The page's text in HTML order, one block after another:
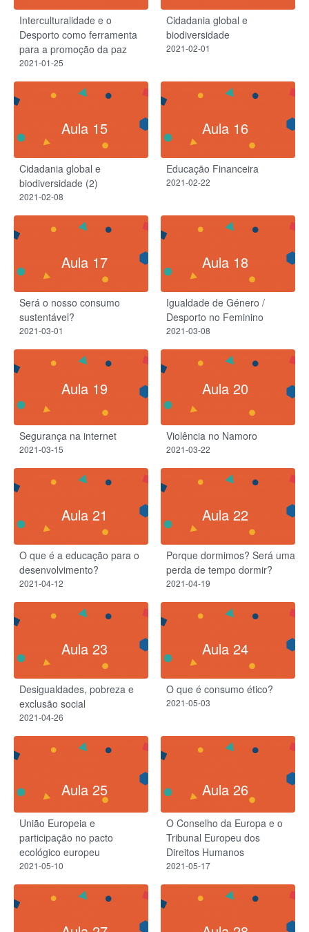
Interculturalidade e o
Desporto como ferramenta
para a promoção da paz
2021-01-25
Cidadania global e
biodiversidade
2021-02-01
Aula 15
Cidadania global e
biodiversidade (2)
2021-02-08
Aula 16
Educação Financeira
2021-02-22
Aula 17
Será o nosso consumo
sustentável?
2021-03-01
Aula 18
Igualdade de Género /
Desporto no Feminino
2021-03-08
Aula 19
Segurança na internet
2021-03-15
Aula 20
Violência no Namoro
2021-03-22
Aula 21
O que é a educação para o
desenvolvimento?
2021-04-12
Aula 22
Porque dormimos? Será uma
perda de tempo dormir?
2021-04-19
Aula 23
Desigualdades, pobreza e
exclusão social
2021-04-26
Aula 24
O que é consumo ético?
2021-05-03
Aula 25
União Europeia e
participação no pacto
ecológico europeu
2021-05-10
Aula 26
O Conselho da Europa e o
Tribunal Europeu dos
Direitos Humanos
2021-05-17